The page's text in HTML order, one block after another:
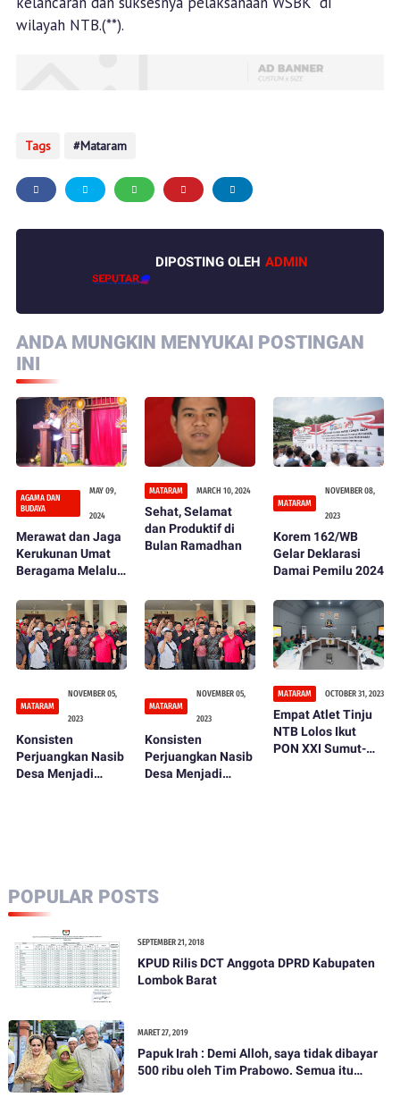
wilayah NTB.(**).
Tags Mataram
DIPOSTING OLEH ADMIN
ANDA MUNGKIN MENYUKAI POSTINGAN
INI
AGAMA DAN
BUDAYA
MAY 09,
2024
Merawat dan Jaga
Kerukunan Umat
Beragama Melalui
Seni dan Budaya
MATARAM MARCH 10, 2024
Sehat, Selamat
dan Produktif di
Bulan Ramadhan
MATARAM
NOVEMBER 08,
2023
Korem 162/WB
Gelar Deklarasi
Damai Pemilu 2024
MATARAM
NOVEMBER 05,
2023
Konsisten
Perjuangkan Nasib
Desa Menjadi
MATARAM
NOVEMBER 05,
2023
Konsisten
Perjuangkan Nasib
Desa Menjadi
MATARAM OCTOBER 31, 2023
Empat Atlet Tinju
NTB Lolos Ikut
PON XXI Sumut-
POPULAR POSTS
SEPTEMBER 21, 2018
KPUD Rilis DCT Anggota DPRD Kabupaten
Lombok Barat
MARET 27, 2019
Papuk Irah : Demi Alloh, saya tidak dibayar
500 ribu oleh Tim Prabowo. Semua itu